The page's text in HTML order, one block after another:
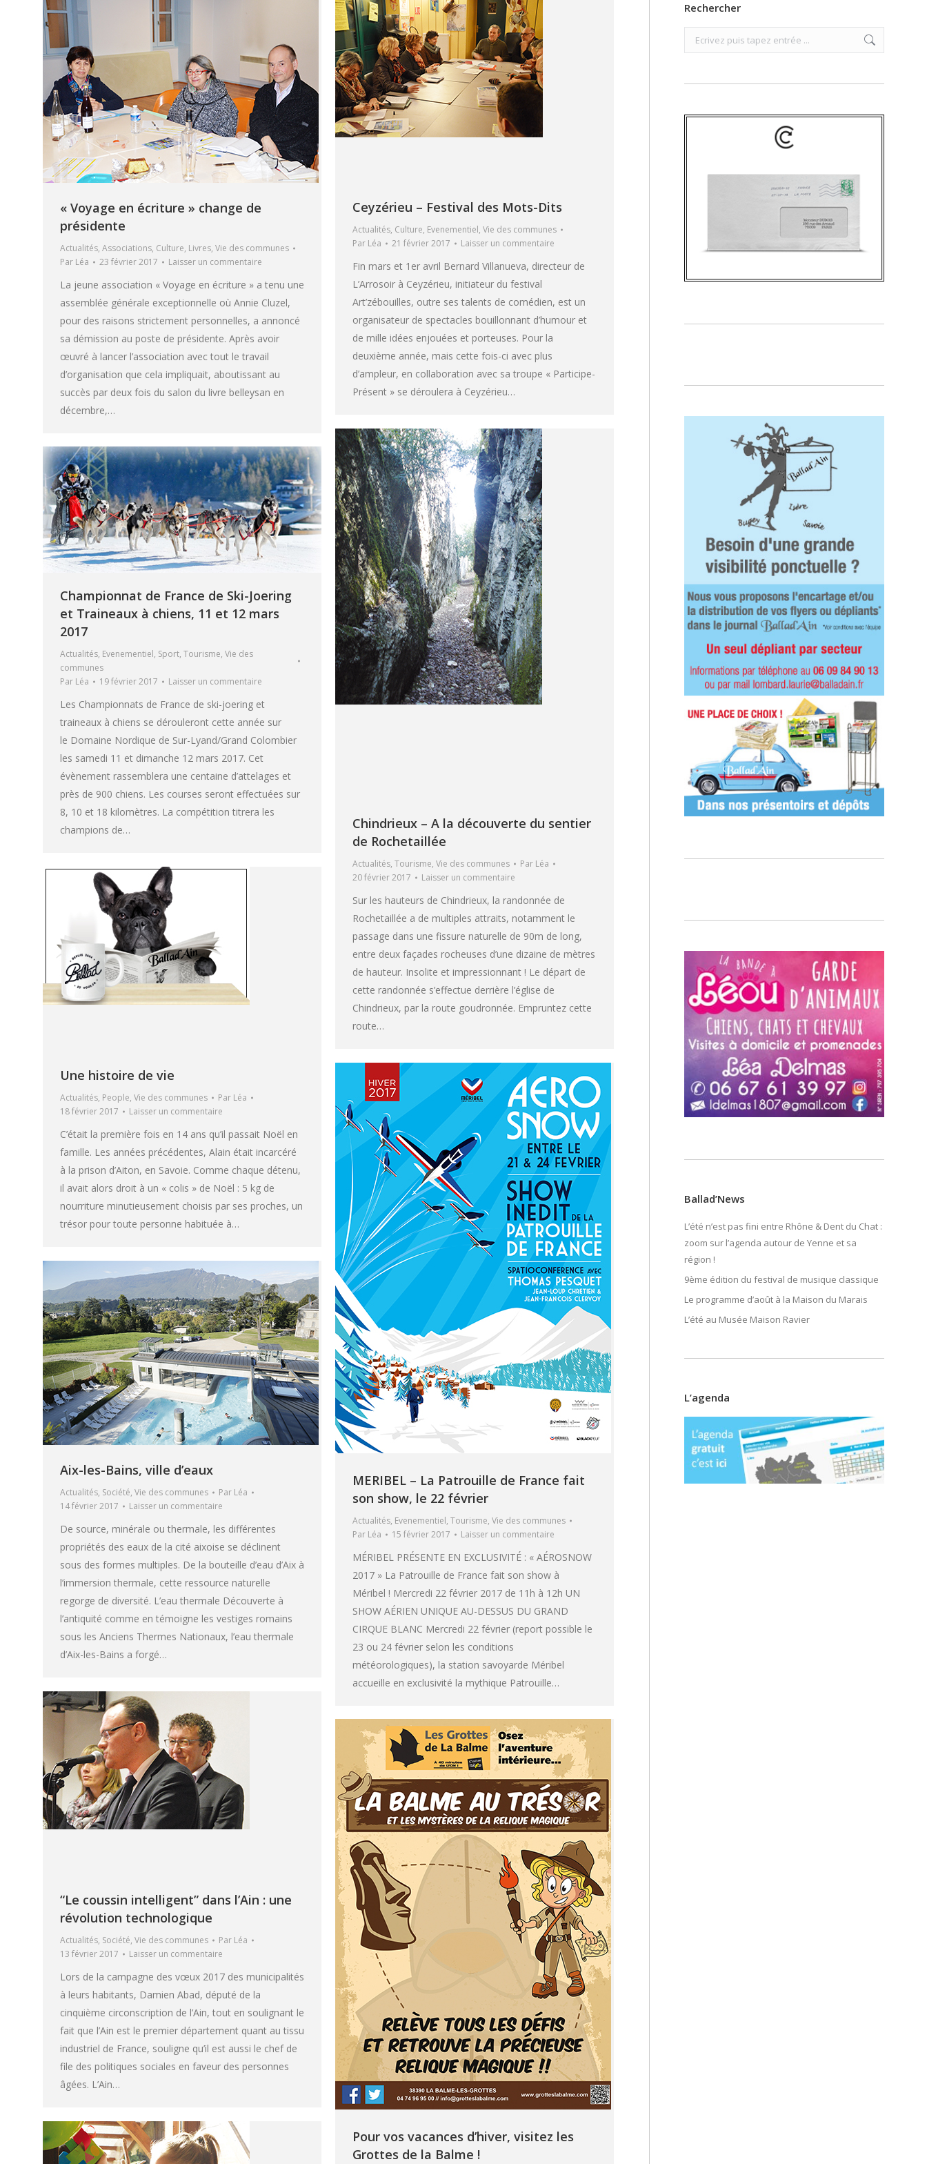
« Voyage en écriture » change de
présidente
Actualités, Associations, Culture, Livres, Vie des communes
Par Léa 23 février 2017 Laisser un commentaire
La jeune association « Voyage en écriture » a tenu une
assemblée générale exceptionnelle où Annie Cluzel,
pour des raisons strictement personnelles, a annoncé
sa démission au poste de présidente. Après avoir
œuvré à lancer l’association avec tout le travail
d’organisation que cela impliquait, aboutissant au
succès par deux fois du salon du livre belleysan en
décembre,…
Ceyzérieu – Festival des Mots-Dits
Actualités, Culture, Evenementiel, Vie des communes
Par Léa 21 février 2017 Laisser un commentaire
Fin mars et 1er avril Bernard Villanueva, directeur de
L’Arrosoir à Ceyzérieu, initiateur du festival
Art’zébouilles, outre ses talents de comédien, est un
organisateur de spectacles bouillonnant d’humour et
de mille idées enjouées et porteuses. Pour la
deuxième année, mais cette fois-ci avec plus
d’ampleur, en collaboration avec sa troupe « Participe-
Présent » se déroulera à Ceyzérieu…
Chindrieux – A la découverte du sentier
de Rochetaillée
Actualités, Tourisme, Vie des communes Par Léa
20 février 2017
Laisser un commentaire
Sur les hauteurs de Chindrieux, la randonnée de
Rochetaillée a de multiples attraits, notamment le
passage dans une fissure naturelle de 90m de long,
entre deux façades rocheuses d’une dizaine de mètres
de hauteur. Insolite et impressionnant ! Le départ de
cette randonnée s’effectue derrière l’église de
Chindrieux, par la route goudronnée. Empruntez cette
route…
Championnat de France de Ski-Joering
et Traineaux à chiens, 11 et 12 mars
2017
Actualités, Evenementiel, Sport, Tourisme, Vie des
communes
Par Léa 19 février 2017 Laisser un commentaire
Les Championnats de France de ski-joering et
traineaux à chiens se dérouleront cette année sur
le Domaine Nordique de Sur-Lyand/Grand Colombier
les samedi 11 et dimanche 12 mars 2017. Cet
évènement rassemblera une centaine d’attelages et
près de 900 chiens. Les courses seront effectuées sur
8, 10 et 18 kilomètres. La compétition titrera les
champions de…
Une histoire de vie
Actualités, People, Vie des communes Par Léa
18 février 2017
Laisser un commentaire
C’était la première fois en 14 ans qu’il passait Noël en
famille. Les années précédentes, Alain était incarcéré
à la prison d’Aiton, en Savoie. Comme chaque détenu,
il avait alors droit à un « colis » de Noël : 5 kg de
nourriture minutieusement choisis par ses proches, un
trésor pour toute personne habituée à…
MERIBEL – La Patrouille de France fait
son show, le 22 février
Actualités, Evenementiel, Tourisme, Vie des communes
Par Léa 15 février 2017 Laisser un commentaire
MÉRIBEL PRÉSENTE EN EXCLUSIVITÉ : « AÉROSNOW
2017 » La Patrouille de France fait son show à
Méribel ! Mercredi 22 février 2017 de 11h à 12h UN
SHOW AÉRIEN UNIQUE AU-DESSUS DU GRAND
CIRQUE BLANC Mercredi 22 février (report possible le
23 ou 24 février selon les conditions
météorologiques), la station savoyarde Méribel
accueille en exclusivité la mythique Patrouille…
Aix-les-Bains, ville d’eaux
Actualités, Société, Vie des communes Par Léa
14 février 2017
Laisser un commentaire
De source, minérale ou thermale, les différentes
propriétés des eaux de la cité aixoise se déclinent
sous des formes multiples. De la bouteille d’eau d’Aix à
l’immersion thermale, cette ressource naturelle
regorge de diversité. L’eau thermale Découverte à
l’antiquité comme en témoigne les vestiges romains
sous les Anciens Thermes Nationaux, l’eau thermale
d’Aix-les-Bains a forgé…
“Le coussin intelligent” dans l’Ain : une
révolution technologique
Actualités, Société, Vie des communes Par Léa
13 février 2017
Laisser un commentaire
Lors de la campagne des vœux 2017 des municipalités
à leurs habitants, Damien Abad, député de la
cinquième circonscription de l’Ain, tout en soulignant le
fait que l’Ain est le premier département quant au tissu
industriel de France, souligne qu’il est aussi le chef de
file des politiques sociales en faveur des personnes
âgées. L’Ain…
Pour vos vacances d’hiver, visitez les
Grottes de la Balme !
Rechercher
Search:
Ballad’News
L’été n’est pas fini entre Rhône & Dent du Chat :
zoom sur l’agenda autour de Yenne et sa
région !
9ème édition du festival de musique classique
Le programme d’août à la Maison du Marais
L’été au Musée Maison Ravier
L’agenda